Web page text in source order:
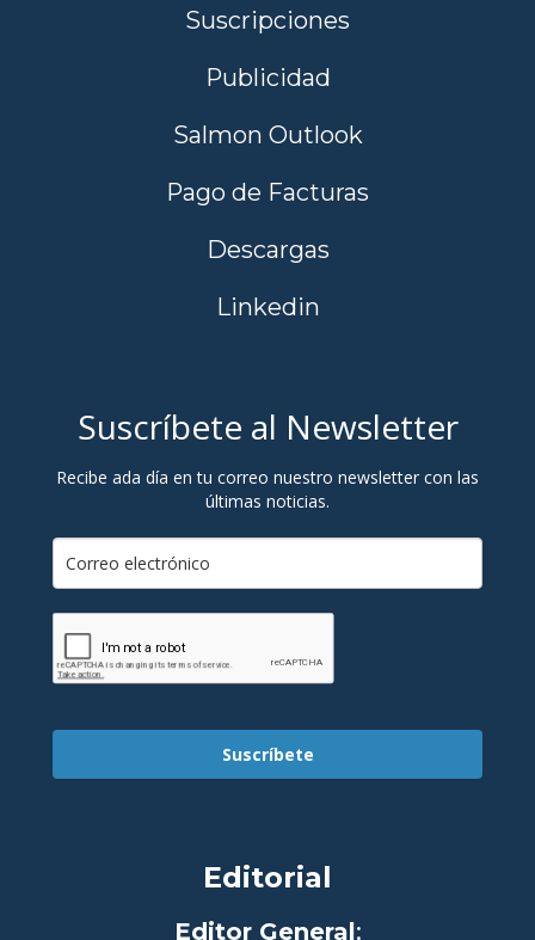
Suscripciones
Publicidad
Salmon Outlook
Pago de Facturas
Descargas
Linkedin
Suscríbete al Newsletter
Recibe ada día en tu correo nuestro newsletter con las
últimas noticias.
Suscríbete
Editorial
Editor General: